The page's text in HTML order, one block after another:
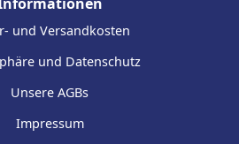
und Versandkosten
und Datenschutz
Unsere AGBs
Impressum